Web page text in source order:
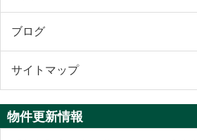
ブログ
サイトマップ
物件更新情報